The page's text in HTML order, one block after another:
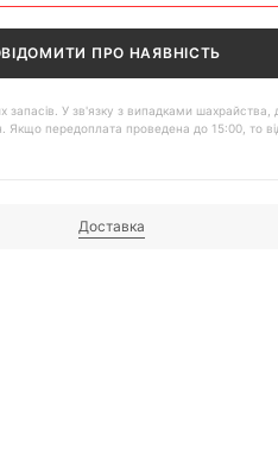
ПРО НАЯВНІСТЬ
запасів. У зв'язку з випадками шахрайства,
Якщо передоплата проведена до 15:00, то
Доставка